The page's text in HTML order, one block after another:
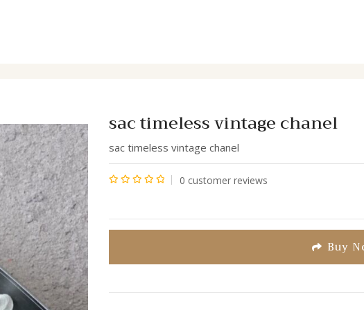
sac timeless vintage chanel
sac timeless vintage chanel
sur
0 customer reviews
Buy